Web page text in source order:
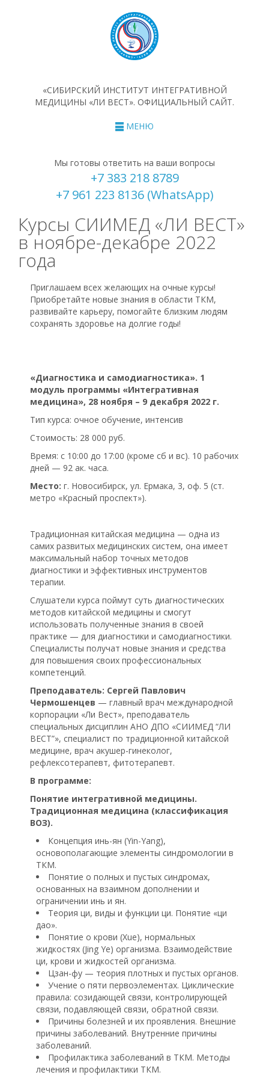
«СИБИРСКИЙ ИНСТИТУТ ИНТЕГРАТИВНОЙ
МЕДИЦИНЫ «ЛИ ВЕСТ». ОФИЦИАЛЬНЫЙ САЙТ.
МЕНЮ
Мы готовы ответить на ваши вопросы
+7 383 218 8789
+7 961 223 8136 (WhatsApp)
Курсы СИИМЕД «ЛИ ВЕСТ»
в ноябре-декабре 2022
года
Приглашаем всех желающих на очные курсы!
Приобретайте новые знания в области ТКМ,
развивайте карьеру, помогайте близким людям
сохранять здоровье на долгие годы!
«Диагностика и самодиагностика». 1
модуль программы «Интегративная
медицина», 28 ноября – 9 декабря 2022 г.
Тип курса: очное обучение, интенсив
Стоимость: 28 000 руб.
Время: с 10:00 до 17:00 (кроме сб и вс). 10 рабочих
дней — 92 ак. часа.
Место: г. Новосибирск, ул. Ермака, 3, оф. 5 (ст.
метро «Красный проспект»).
Традиционная китайская медицина — одна из
самих развитых медицинских систем, она имеет
максимальный набор точных методов
диагностики и эффективных инструментов
терапии.
Слушатели курса поймут суть диагностических
методов китайской медицины и смогут
использовать полученные знания в своей
практике — для диагностики и самодиагностики.
Специалисты получат новые знания и средства
для повышения своих профессиональных
компетенций.
Преподаватель: Сергей Павлович
Чермошенцев — главный врач международной
корпорации «Ли Вест», преподаватель
специальных дисциплин АНО ДПО «СИИМЕД “ЛИ
ВЕСТ”», специалист по традиционной китайской
медицине, врач акушер-гинеколог,
рефлексотерапевт, фитотерапевт.
В программе:
Понятие интегративной медицины.
Традиционная медицина (классификация
ВОЗ).
Концепция инь-ян (Yin-Yang),
основополагающие элементы синдромологии в
ТКМ.
Понятие о полных и пустых синдромах,
основанных на взаимном дополнении и
ограничении инь и ян.
Теория ци, виды и функции ци. Понятие «ци
дао».
Понятие о крови (Xue), нормальных
жидкостях (Jing Ye) организма. Взаимодействие
ци, крови и жидкостей организма.
Цзан-фу — теория плотных и пустых органов.
Учение о пяти первоэлементах. Циклические
правила: созидающей связи, контролирующей
связи, подавляющей связи, обратной связи.
Причины болезней и их проявления. Внешние
причины заболеваний. Внутренние причины
заболеваний.
Профилактика заболеваний в ТКМ. Методы
лечения и профилактики ТКМ.